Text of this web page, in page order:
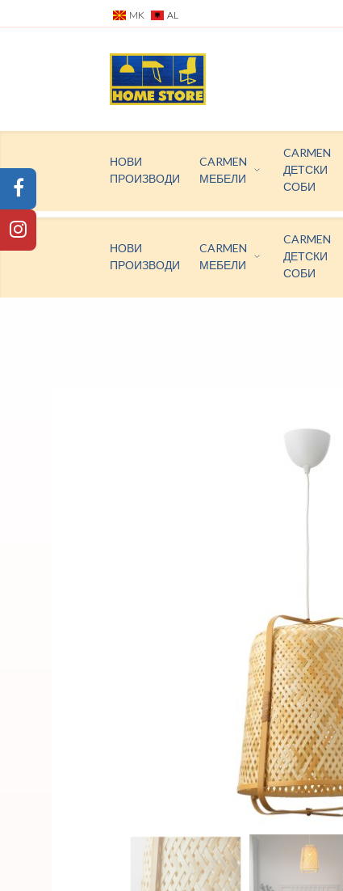
MK AL
НОВИ
ПРОИЗВОДИ
CARMEN
МЕБЕЛИ
CARMEN
ДЕТСКИ
СОБИ
НОВИ
ПРОИЗВОДИ
CARMEN
МЕБЕЛИ
CARMEN
ДЕТСКИ
СОБИ